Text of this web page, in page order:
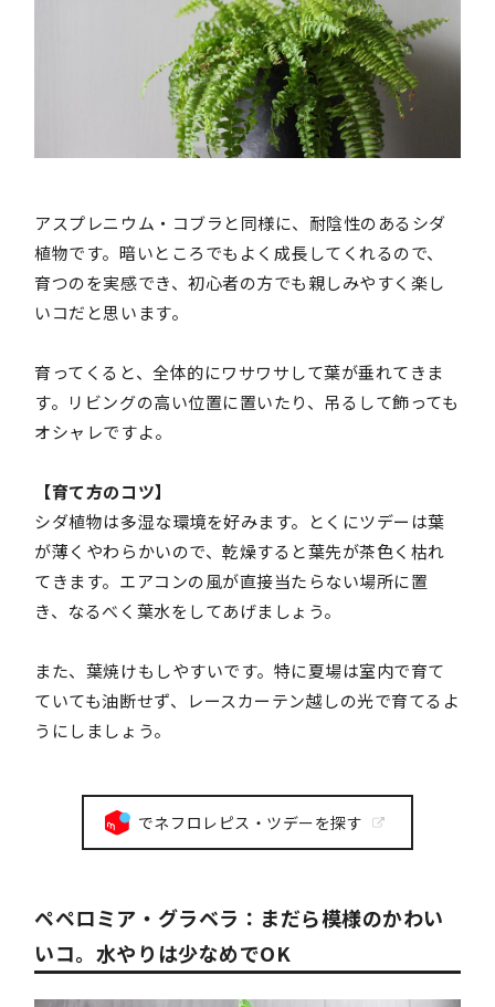
アスプレニウム・コブラと同様に、耐陰性のあるシダ
植物です。暗いところでもよく成長してくれるので、
育つのを実感でき、初心者の方でも親しみやすく楽し
いコだと思います。
育ってくると、全体的にワサワサして葉が垂れてきま
す。リビングの高い位置に置いたり、吊るして飾っても
オシャレですよ。
【育て方のコツ】
シダ植物は多湿な環境を好みます。とくにツデーは葉
が薄くやわらかいので、乾燥すると葉先が茶色く枯れ
てきます。エアコンの風が直接当たらない場所に置
き、なるべく葉水をしてあげましょう。
また、葉焼けもしやすいです。特に夏場は室内で育て
ていても油断せず、レースカーテン越しの光で育てるよ
うにしましょう。
でネフロレピス・ツデーを探す
ペペロミア・グラベラ：まだら模様のかわい
いコ。水やりは少なめでOK